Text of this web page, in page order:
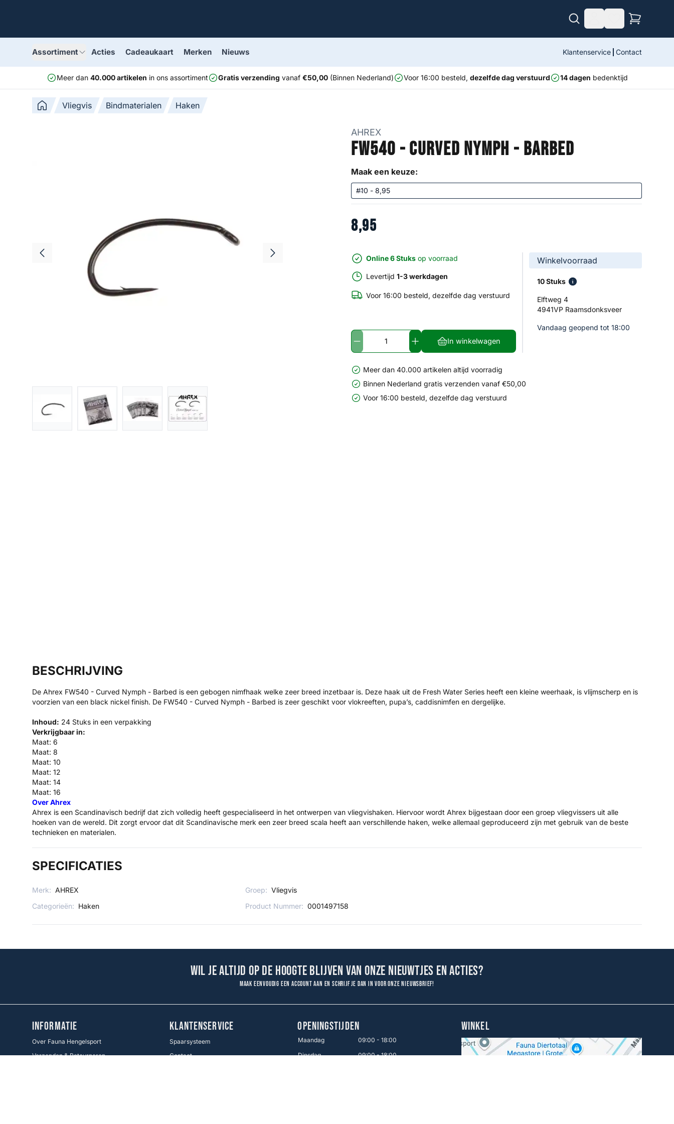
Assortiment Acties Cadeaukaart Merken Nieuws Klantenservice Contact
Meer dan 40.000 artikelen in ons assortiment Gratis verzending vanaf €50,00(Binnen Nederland) Voor 16:00 besteld, dezelfde dag verstuurd 14 dagen bedenktijd
Vliegvis Bindmaterialen Haken
AHREX
FW540 - Curved Nymph - Barbed
Maak een keuze:
8,95
Online 6 Stuks op voorraad
Levertijd 1-3 werkdagen
Voor 16:00 besteld, dezelfde dag verstuurd
In winkelwagen
Winkelvoorraad
10 Stuks
Elftweg 4
4941VP Raamsdonksveer
Vandaag geopend tot 18:00
Meer dan 40.000 artikelen altijd voorradig
Binnen Nederland gratis verzenden vanaf €50,00
Voor 16:00 besteld, dezelfde dag verstuurd
BESCHRIJVING
De Ahrex FW540 - Curved Nymph - Barbed is een gebogen nimfhaak welke zeer breed inzetbaar is. Deze haak uit de Fresh Water Series heeft een kleine weerhaak, is vlijmscherp en is
voorzien van een black nickel finish. De FW540 - Curved Nymph - Barbed is zeer geschikt voor vlokreeften, pupa’s, caddisnimfen en dergelijke.
Inhoud: 24 Stuks in een verpakking
Verkrijgbaar in:
Maat: 6
Maat: 8
Maat: 10
Maat: 12
Maat: 14
Maat: 16
Over Ahrex
Ahrex is een Scandinavisch bedrijf dat zich volledig heeft gespecialiseerd in het ontwerpen van vliegvishaken. Hiervoor wordt Ahrex bijgestaan door een groep vliegvissers uit alle
hoeken van de wereld. Dit zorgt ervoor dat dit Scandinavische merk een zeer breed scala heeft aan verschillende haken, welke allemaal geproduceerd zijn met gebruik van de beste
technieken en materialen.
SPECIFICATIES
Merk: AHREX Groep: Vliegvis
Categorieën: Haken Product Nummer: 0001497158
Wil je altijd op de hoogte blijven van onze nieuwtjes en acties?
Maak eenvoudig een account aan en schrijf je dan in voor onze nieuwsbrief!
INFORMATIE
Over Fauna Hengelsport
Verzenden & Retourneren
KLANTENSERVICE
Spaarsysteem
Contact
OPENINGSTIJDEN
Maandag
09:00 - 18:00
Dinsdag
09:00 - 18:00
WINKEL